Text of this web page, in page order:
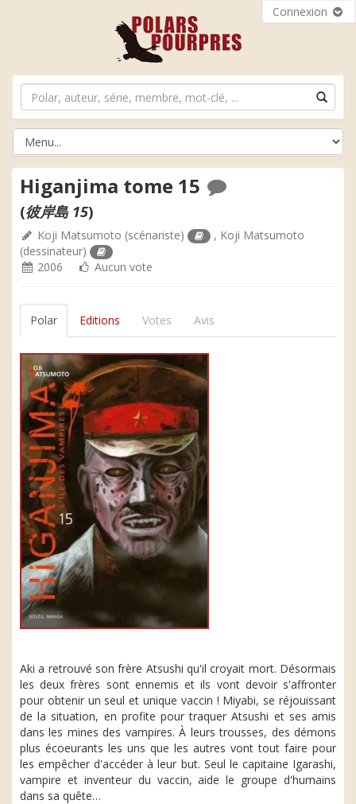
Connexion
Higanjima tome 15
(彼岸島 15)
Koji Matsumoto (scénariste) , Koji Matsumoto
(dessinateur)
2006
Aucun vote
Polar Editions Votes Avis
Aki a retrouvé son frère Atsushi qu'il croyait mort. Désormais
les deux frères sont ennemis et ils vont devoir s'affronter
pour obtenir un seul et unique vaccin ! Miyabi, se réjouissant
de la situation, en profite pour traquer Atsushi et ses amis
dans les mines des vampires. À leurs trousses, des démons
plus écoeurants les uns que les autres vont tout faire pour
les empêcher d'accéder à leur but. Seul le capitaine Igarashi,
vampire et inventeur du vaccin, aide le groupe d'humains
dans sa quête…